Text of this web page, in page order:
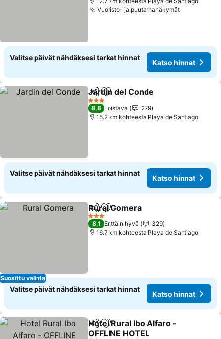
Vuoristo- ja puutarhanäkymät
Valitse päivät nähdäksesi tarkat hinnat
Katso hinnat
Jaa Lisää suosikkeihin
Jardin del Conde
3 Tähtiluokitus
8,8 Loistava
279
15.2 km kohteesta Playa de Santiago
Valitse päivät nähdäksesi tarkat hinnat
Katso hinnat
Suosittu valinta
Jaa Lisää suosikkeihin
Rural Gomera
3 Tähtiluokitus
8,1 Erittäin hyvä
329
16.7 km kohteesta Playa de Santiago
Valitse päivät nähdäksesi tarkat hinnat
Katso hinnat
Jaa Lisää suosikkeihin
Hotel Rural Ibo Alfaro -
OFFLINE HOTEL